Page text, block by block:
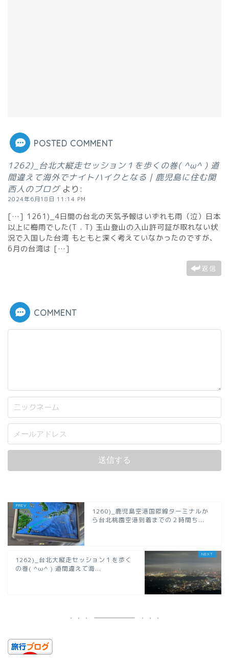
POSTED COMMENT
1262)_台北大縦走セッション１を歩くの巻( ^ω^ ) 道
間違えて海外でナイトハイクとなる | 鹿児島に住む関
西人のブログ より:
2024年6月18日 11:14 PM
[…] 1261)_4日間の台北の天気予報はいずれも雨（泣）日本
以上に梅雨でした(T . T) 玉山登山の入山許可証が取れない状
況で入国した台湾 もともと深く考えていなかったのですが、
6月の台湾は […]
返信
COMMENT
1260)_鹿児島空港国際線ターミナルか
ら台北桃園空港到着までの２時間ち...
1262)_台北大縦走セッション１を歩く
の巻( ^ω^ ) 道間違えて海...